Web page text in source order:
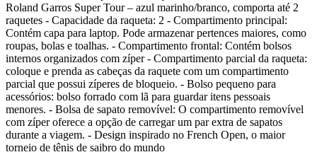
Roland Garros Super Tour – azul marinho/branco, comporta até 2
raquetes - Capacidade da raqueta: 2 - Compartimento principal:
Contém capa para laptop. Pode armazenar pertences maiores, como
roupas, bolas e toalhas. - Compartimento frontal: Contém bolsos
internos organizados com zíper - Compartimento parcial da raqueta:
coloque e prenda as cabeças da raquete com um compartimento
parcial que possui zíperes de bloqueio. - Bolso pequeno para
acessórios: bolso forrado com lã para guardar itens pessoais
menores. - Bolsa de sapato removível: O compartimento removível
com zíper oferece a opção de carregar um par extra de sapatos
durante a viagem. - Design inspirado no French Open, o maior
torneio de tênis de saibro do mundo